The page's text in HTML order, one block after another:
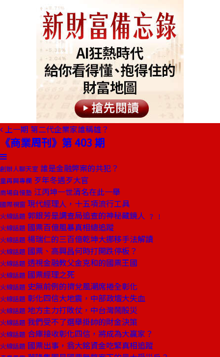
上一期 第二代企業家誰稱雄？
《商業周刊》第 403 期
創辦人聊天室 誰是金融弊案的共犯？
童再興專欄 歹年冬遇歹大官
商場自慢塾 江丙坤一世清名在此一舉
國際視窗 現代經理人，十五項流行工具
火線話題 郭銀芳是調查局追查的神秘藏鏡人 ﹖﹗
火線話題 國票百億風暴真相總追蹤
火線話題 楊瑞仁的三百億乾坤大挪移手法解讀
火線話題 國票、高興昌何時打開跌停板？
火線話題 透視金融教父金克和的國票王國
火線話題 國票經理之死
火線話題 史無前例的擠兌風潮席捲全彰化
火線話題 彰化四信大地震，中部政壇大失血
火線話題 地方主力打敗仗，中台灣鬧股災
火線話題 我們受不了選舉掛帥的財金決策
火線話題 合庫接收彰化四信，將成為大贏家？
火線話題 國票出事，翁大銘資金吃緊真相追蹤